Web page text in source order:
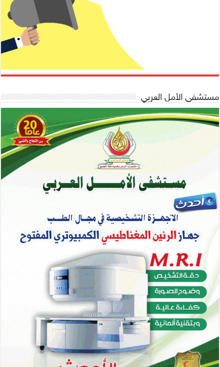
مستشفى الأمل العربي